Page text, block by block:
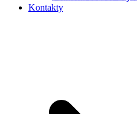
Kontakty